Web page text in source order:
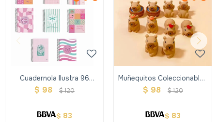
Cuadernola Ilustra 96
Hojas - Tapa Dura
$ 98 $120
$ 83
Muñequitos Coleccionables
De Capybara
$ 98 $120
$ 83